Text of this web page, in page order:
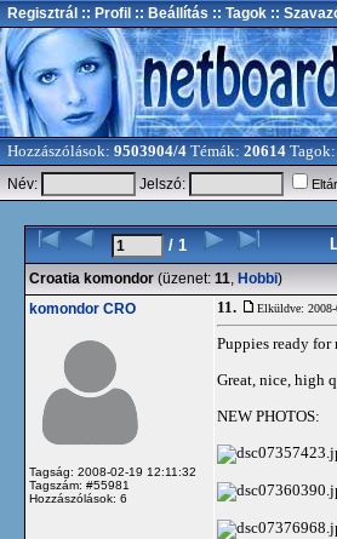
Regisztrál :: Profil :: Beállítás :: Tagok ::
Hozzászólások: 9503904/4 Témák: 20614 Tagok:
Név:
Jelszó:
/ 1
Croatia komondor (üzenet: 11, Hobbi)
komondor CRO
Tagság: 2008-02-19 12:11:32
Tagszám: #55981
Hozzászólások: 6
11. Elküldve:
Puppies ready for
Great, nice, high
NEW PHOTOS: